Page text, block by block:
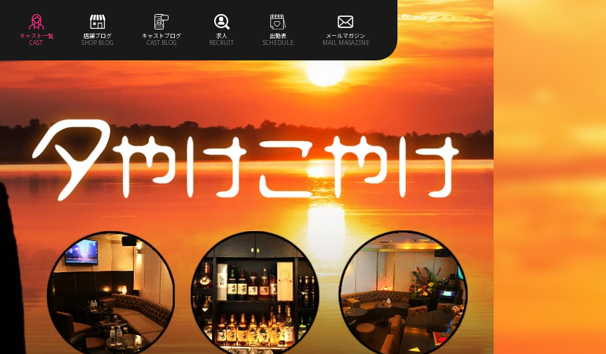
キャスト一覧
CAST
店舗ブログ
SHOP BLOG
キャストブログ
CAST BLOG
求人
RECRUIT
出勤表
SCHEDULE
メールマガジン
MAIL MAGAZINE